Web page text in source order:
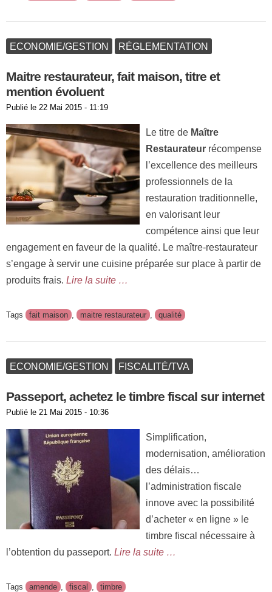
ECONOMIE/GESTION RÉGLEMENTATION
Maitre restaurateur, fait maison, titre et
mention évoluent
Publié le 22 Mai 2015 - 11:19
Le titre de Maître
Restaurateur récompense
l’excellence des meilleurs
professionnels de la
restauration traditionnelle,
en valorisant leur
compétence ainsi que leur
engagement en faveur de la qualité. Le maître-restaurateur
s’engage à servir une cuisine préparée sur place à partir de
produits frais. Lire la suite …
Tags fait maison maitre restaurateur qualité
ECONOMIE/GESTION FISCALITÉ/TVA
Passeport, achetez le timbre fiscal sur internet
Publié le 21 Mai 2015 - 10:36
Simplification,
modernisation, amélioration
des délais…
l’administration fiscale
innove avec la possibilité
d’acheter « en ligne » le
timbre fiscal nécessaire à
l’obtention du passeport. Lire la suite …
Tags amende fiscal timbre